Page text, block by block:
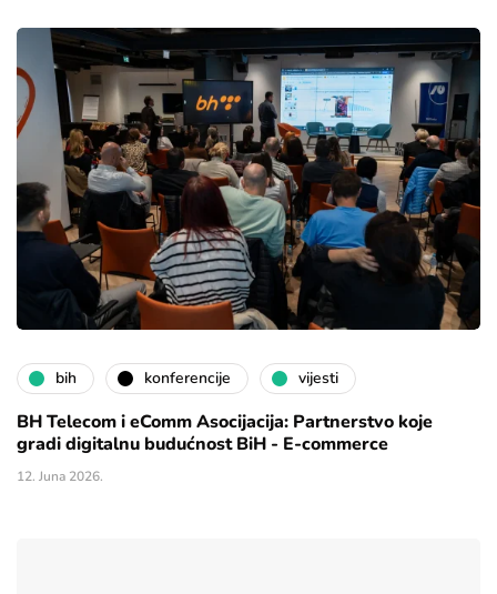
bih konferencije vijesti
BH Telecom i eComm Asocijacija: Partnerstvo koje
gradi digitalnu budućnost BiH - E-commerce
12. Juna 2026.